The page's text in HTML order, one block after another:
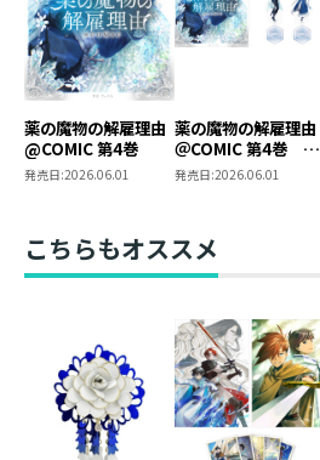
薬の魔物の解雇理由
@COMIC 第4巻
発売日:2026.06.01
薬の魔物の解雇理由
＠COMIC 第4巻 ま
とめ買いセット
発売日:2026.06.01
こちらもオススメ